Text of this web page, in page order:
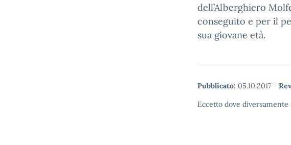
dell’Alberghiero
conseguito e per il
sua giovane età.
Pubblicato: 05.10.2017 -
Eccetto dove